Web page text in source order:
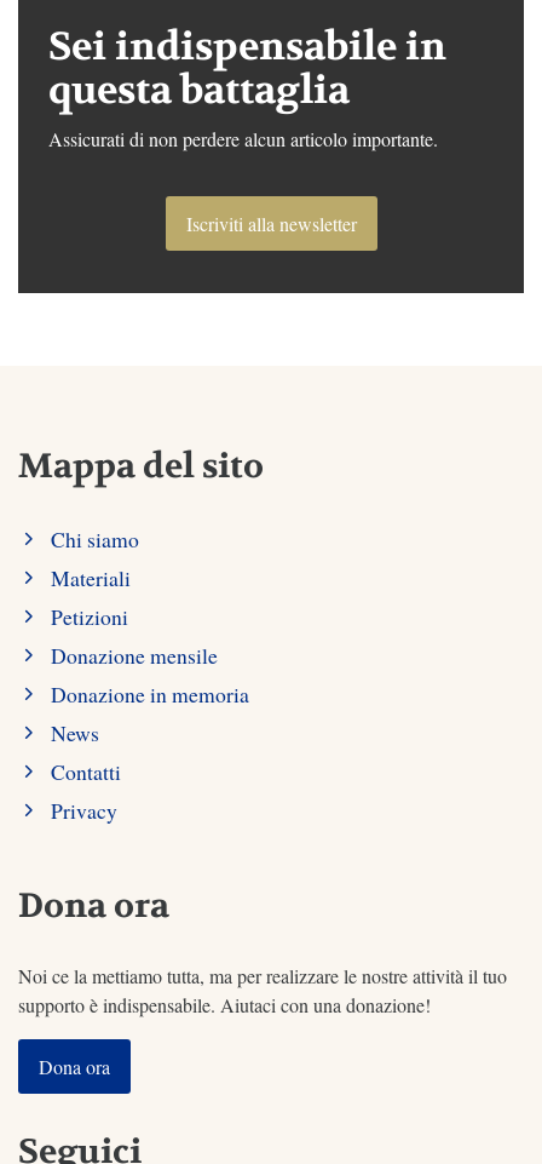
Sei indispensabile in
questa battaglia
Assicurati di non perdere alcun articolo importante.
Iscriviti alla newsletter
Mappa del sito
Chi siamo
Materiali
Petizioni
Donazione mensile
Donazione in memoria
News
Contatti
Privacy
Dona ora
Noi ce la mettiamo tutta, ma per realizzare le nostre attività il tuo
supporto è indispensabile. Aiutaci con una donazione!
Dona ora
Seguici